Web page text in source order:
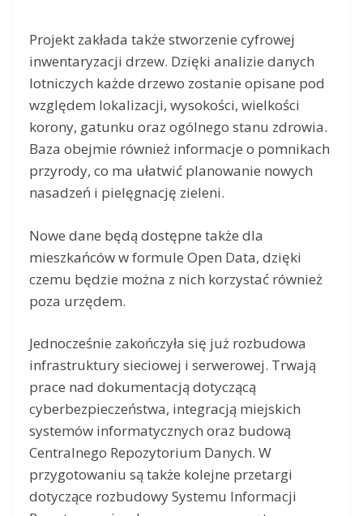
Projekt zakłada także stworzenie cyfrowej
inwentaryzacji drzew. Dzięki analizie danych
lotniczych każde drzewo zostanie opisane pod
względem lokalizacji, wysokości, wielkości
korony, gatunku oraz ogólnego stanu zdrowia.
Baza obejmie również informacje o pomnikach
przyrody, co ma ułatwić planowanie nowych
nasadzeń i pielęgnację zieleni.
Nowe dane będą dostępne także dla
mieszkańców w formule Open Data, dzięki
czemu będzie można z nich korzystać również
poza urzędem.
Jednocześnie zakończyła się już rozbudowa
infrastruktury sieciowej i serwerowej. Trwają
prace nad dokumentacją dotyczącą
cyberbezpieczeństwa, integracją miejskich
systemów informatycznych oraz budową
Centralnego Repozytorium Danych. W
przygotowaniu są także kolejne przetargi
dotyczące rozbudowy Systemu Informacji